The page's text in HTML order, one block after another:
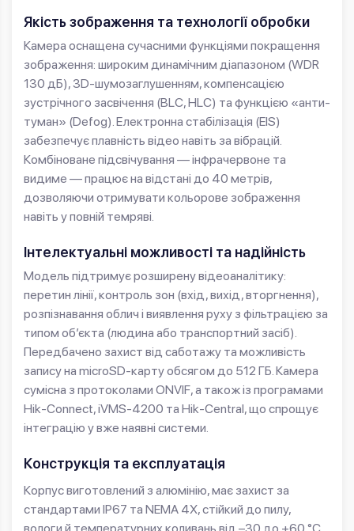
Якість зображення та технології обробки
Камера оснащена сучасними функціями покращення
зображення: широким динамічним діапазоном (WDR
130 дБ), 3D-шумозаглушенням, компенсацією
зустрічного засвічення (BLC, HLC) та функцією «анти-
туман» (Defog). Електронна стабілізація (EIS)
забезпечує плавність відео навіть за вібрацій.
Комбіноване підсвічування — інфрачервоне та
видиме — працює на відстані до 40 метрів,
дозволяючи отримувати кольорове зображення
навіть у повній темряві.
Інтелектуальні можливості та надійність
Модель підтримує розширену відеоаналітику:
перетин лінії, контроль зон (вхід, вихід, вторгнення),
розпізнавання облич і виявлення руху з фільтрацією за
типом об’єкта (людина або транспортний засіб).
Передбачено захист від саботажу та можливість
запису на microSD-карту обсягом до 512 ГБ. Камера
сумісна з протоколами ONVIF, а також із програмами
Hik-Connect, iVMS-4200 та Hik-Central, що спрощує
інтеграцію у вже наявні системи.
Конструкція та експлуатація
Корпус виготовлений з алюмінію, має захист за
стандартами IP67 та NEMA 4X, стійкий до пилу,